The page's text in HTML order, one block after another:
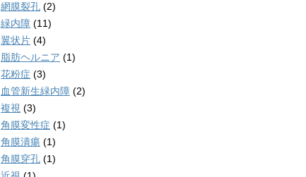
網膜裂孔 (2)
緑内障 (11)
翼状片 (4)
脂肪ヘルニア (1)
花粉症 (3)
血管新生緑内障 (2)
複視 (3)
角膜変性症 (1)
角膜潰瘍 (1)
角膜穿孔 (1)